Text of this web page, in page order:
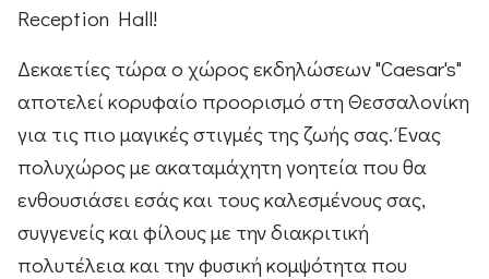
Reception Hall!
Δεκαετίες τώρα ο χώρος εκδηλώσεων "Caesar's"
αποτελεί κορυφαίο προορισμό στη Θεσσαλονίκη
για τις πιο μαγικές στιγμές της ζωής σας. Ένας
πολυχώρος με ακαταμάχητη γοητεία που θα
ενθουσιάσει εσάς και τους καλεσμένους σας,
συγγενείς και φίλους με την διακριτική
πολυτέλεια και την φυσική κομψότητα που